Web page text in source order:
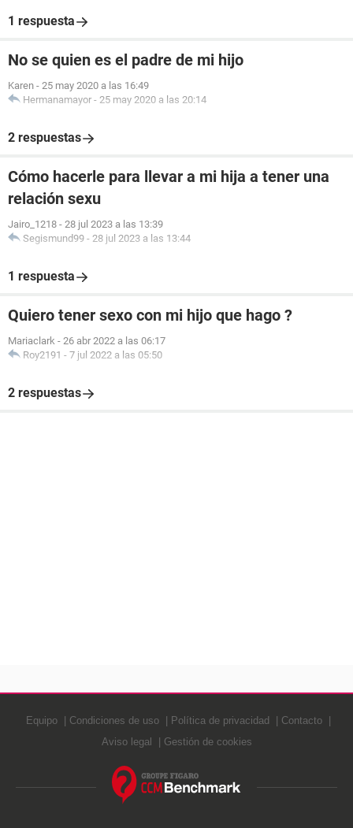
1 respuesta
No se quien es el padre de mi hijo
Karen - 25 may 2020 a las 16:49
Hermanamayor - 25 may 2020 a las 20:14
2 respuestas
Cómo hacerle para llevar a mi hija a tener una
relación sexu
Jairo_1218 - 28 jul 2023 a las 13:39
Segismund99 - 28 jul 2023 a las 13:44
1 respuesta
Quiero tener sexo con mi hijo que hago ?
Mariaclark - 26 abr 2022 a las 06:17
Roy2191 - 7 jul 2022 a las 05:50
2 respuestas
Equipo Condiciones de uso Política de privacidad
Contacto
Aviso legal
Gestión de cookies